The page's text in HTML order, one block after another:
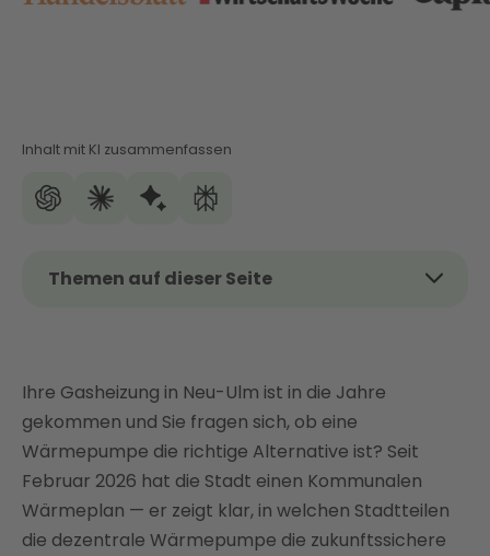
Inhalt mit KI zusammenfassen
Themen auf dieser Seite
richtige Zeitpunkt ist
Welche Wärmepumpe passt zu Ihrem Haus in
Neu-Ulm?
Was kostet eine Wärmepumpe in Neu-Ulm?
Förderung für Ihre Wärmepumpe in Neu-Ulm: Bis zu
80 % Zuschuss
Ihre Gasheizung in Neu-Ulm ist in die Jahre
gekommen und Sie fragen sich, ob eine
Wärmepumpe die richtige Alternative ist? Seit
Februar 2026 hat die Stadt einen Kommunalen
Wärmeplan — er zeigt klar, in welchen Stadtteilen
die dezentrale Wärmepumpe die zukunftssichere